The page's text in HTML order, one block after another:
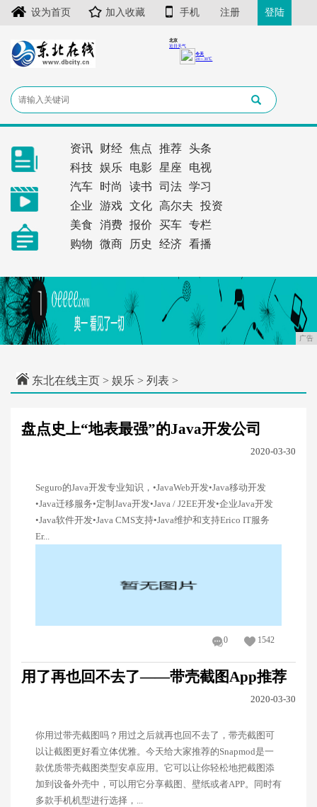
设为首页 加入收藏 手机 注册 登陆
资讯 财经 焦点 推荐
头条
科技
娱乐 电影 星座
电视
汽车
时尚 读书 司法
学习
企业
游戏 文化 高尔夫
投资
美食
消费 报价 买车
专栏
购物
微商 历史 经济 看播
广告
东北在线主页 > 娱乐 > 列表 >
盘点史上“地表最强”的Java开发公司
2020-03-30
Seguro的Java开发专业知识，•JavaWeb开发•Java移动开发
•Java迁移服务•定制Java开发•Java / J2EE开发•企业Java开发
•Java软件开发•Java CMS支持•Java维护和支持Erico IT服务
Er...
0 1542
用了再也回不去了——带壳截图App推荐
2020-03-30
你用过带壳截图吗？用过之后就再也回不去了，带壳截图可
以让截图更好看立体优雅。今天给大家推荐的Snapmod是一
款优质带壳截图类型安卓应用。它可以让你轻松地把截图添
加到设备外壳中，可以用它分享截图、壁纸或者APP。同时有
多款手机机型进行选择，...